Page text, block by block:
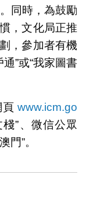
同時，為鼓勵
，文化局正推
，參加者有機
”或“我家圖書
頁www.icm.go
”、微信公眾
門”。